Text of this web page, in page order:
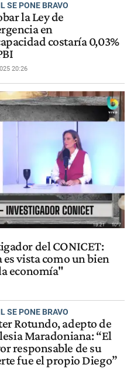
SE PONE BRAVO
la Ley de
en
costaría 0,03%
20:26
del CONICET:
vista como un bien
economía"
SE PONE BRAVO
Rotundo, adepto de
Maradoniana: “El
responsable de su
fue el propio Diego”